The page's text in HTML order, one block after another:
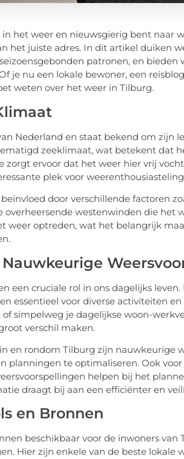
in het weer en nieuwsgierig bent naar
het juiste adres. In dit artikel duiken
patronen, en
je nu een lokale bewoner, een
weten over het weer in Tilburg.
Nederland en staat bekend om zijn
zeeklimaat, wat betekent dat
zorgt ervoor dat het weer hier vrij
plek voor
door verschillende factoren
overheersende westenwinden die het
weer optreden, wat het belangrijk
een cruciale rol in ons dagelijks
essentieel voor diverse activiteiten
of simpelweg je dagelijkse woon-
verschil maken.
en rondom Tilburg zijn nauwkeurige
planningen te optimaliseren. Ook
helpen bij het
draagt bij aan een efficiënter en
en Bronnen
beschikbaar voor de inwoners
Hier zijn enkele van de beste lokale